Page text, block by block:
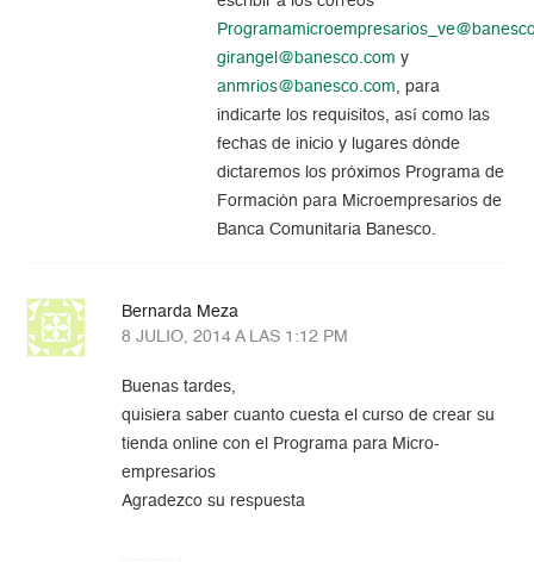
girangel@banesco.com y
anmrios@banesco.com , para
indicarte los requisitos, así como las
fechas de inicio y lugares dónde
dictaremos los próximos Programa de
Formación para Microempresarios de
Banca Comunitaria Banesco.
Bernarda Meza
8 JULIO, 2014 A LAS 1:12 PM
Buenas tardes,
quisiera saber cuanto cuesta el curso de crear su
tienda online con el Programa para Micro-
empresarios
Agradezco su respuesta